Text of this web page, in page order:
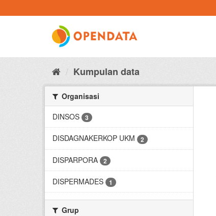
to
Kumpulan data
Organisasi
DINSOS
3
DISDAGNAKERKOP UKM 2
DISPARPORA 2
DISPERMADES 1
Grup